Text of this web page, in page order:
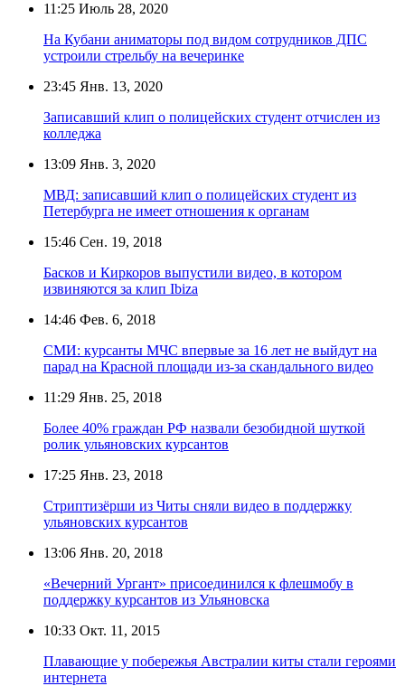
11:25 Июль 28, 2020
На Кубани аниматоры под видом сотрудников ДПС
устроили стрельбу на вечеринке
23:45 Янв. 13, 2020
Записавший клип о полицейских студент отчислен из
колледжа
13:09 Янв. 3, 2020
МВД: записавший клип о полицейских студент из
Петербурга не имеет отношения к органам
15:46 Сен. 19, 2018
Басков и Киркоров выпустили видео, в котором
извиняются за клип Ibiza
14:46 Фев. 6, 2018
СМИ: курсанты МЧС впервые за 16 лет не выйдут на
парад на Красной площади из-за скандального видео
11:29 Янв. 25, 2018
Более 40% граждан РФ назвали безобидной шуткой
ролик ульяновских курсантов
17:25 Янв. 23, 2018
Стриптизёрши из Читы сняли видео в поддержку
ульяновских курсантов
13:06 Янв. 20, 2018
«Вечерний Ургант» присоединился к флешмобу в
поддержку курсантов из Ульяновска
10:33 Окт. 11, 2015
Плавающие у побережья Австралии киты стали героями
интернета